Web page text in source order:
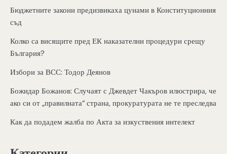
Бюджетните закони предизвикаха цунами в Конституционния
съд
Колко са висящите пред ЕК наказателни процедури срещу
България?
Избори за ВСС: Тодор Деянов
Божидар Божанов: Случаят с Джевдет Чакъров илюстрира, че
ако си от „правилната“ страна, прокуратурата не те преследва
Как да подадем жалба по Акта за изкуствения интелект